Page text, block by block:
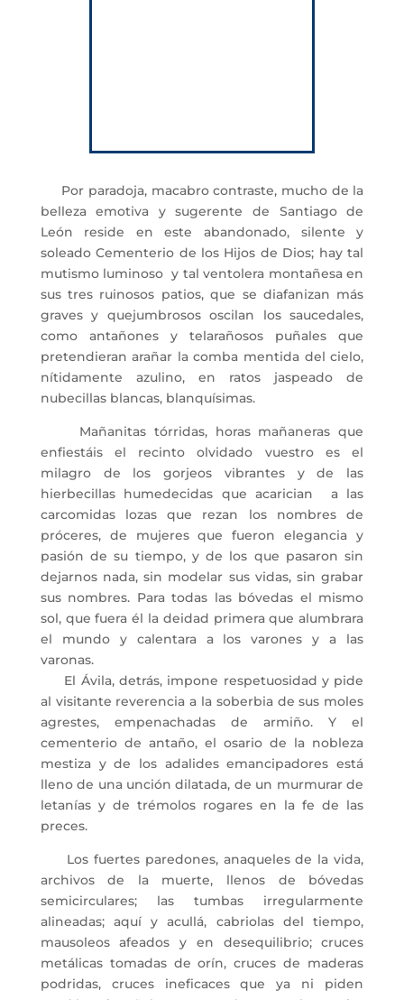
Por paradoja, macabro contraste, mucho de la
belleza emotiva y sugerente de Santiago de
León reside en este abandonado, silente y
soleado Cementerio de los Hijos de Dios; hay tal
mutismo luminoso y tal ventolera montañesa en
sus tres ruinosos patios, que se diafanizan más
graves y quejumbrosos oscilan los saucedales,
como antañones y telarañosos puñales que
pretendieran arañar la comba mentida del cielo,
nítidamente azulino, en ratos jaspeado de
nubecillas blancas, blanquísimas.
Mañanitas tórridas, horas mañaneras que
enfiestáis el recinto olvidado vuestro es el
milagro de los gorjeos vibrantes y de las
hierbecillas humedecidas que acarician a las
carcomidas lozas que rezan los nombres de
próceres, de mujeres que fueron elegancia y
pasión de su tiempo, y de los que pasaron sin
dejarnos nada, sin modelar sus vidas, sin grabar
sus nombres. Para todas las bóvedas el mismo
sol, que fuera él la deidad primera que alumbrara
el mundo y calentara a los varones y a las
varonas.
El Ávila, detrás, impone respetuosidad y pide
al visitante reverencia a la soberbia de sus moles
agrestes, empenachadas de armiño. Y el
cementerio de antaño, el osario de la nobleza
mestiza y de los adalides emancipadores está
lleno de una unción dilatada, de un murmurar de
letanías y de trémolos rogares en la fe de las
preces.
Los fuertes paredones, anaqueles de la vida,
archivos de la muerte, llenos de bóvedas
semicirculares; las tumbas irregularmente
alineadas; aquí y acullá, cabriolas del tiempo,
mausoleos afeados y en desequilibrio; cruces
metálicas tomadas de orín, cruces de maderas
podridas, cruces ineficaces que ya ni piden